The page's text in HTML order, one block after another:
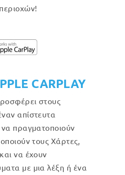
CARPLAY
στους
απίστευτα
να πραγματοποιούν
τους Χάρτες,
να έχουν
με μια λέξη ή ένα